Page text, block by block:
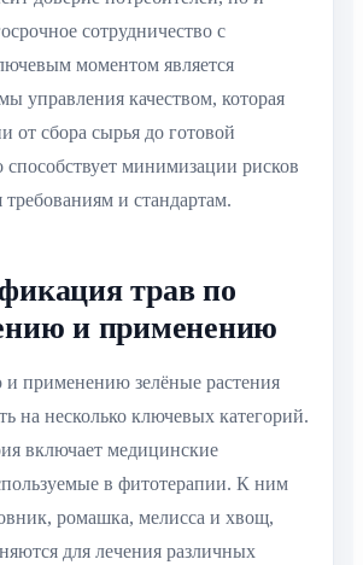
сотрудничество с
моментом является
управления качеством, которая
от сбора сырья до готовой
минимизации рисков
требованиям и стандартам.
трав по
и применению
применению зелёные растения
на несколько ключевых категорий.
включает медицинские
в фитотерапии. К ним
ромашка, мелисса и хвощ,
для лечения различных